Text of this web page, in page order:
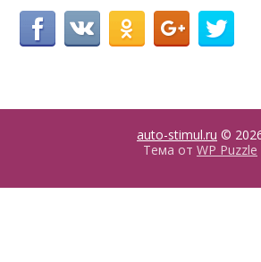
auto-stimul.ru ©
Тема от WP Puzzle